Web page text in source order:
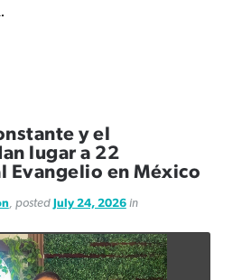
y el
lugar a 22
Evangelio en México
, posted July 24, 2026in